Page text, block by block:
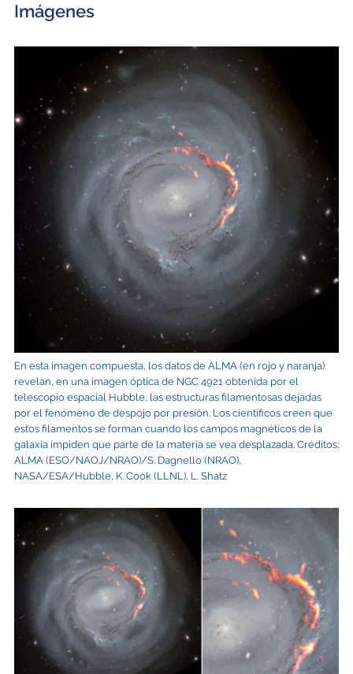
Imágenes
En esta imagen compuesta, los datos de ALMA (en rojo y naranja)
revelan, en una imagen óptica de NGC 4921 obtenida por el
telescopio espacial Hubble, las estructuras filamentosas dejadas
por el fenómeno de despojo por presión. Los científicos creen que
estos filamentos se forman cuando los campos magnéticos de la
galaxia impiden que parte de la materia se vea desplazada. Créditos:
ALMA (ESO/NAOJ/NRAO)/S. Dagnello (NRAO),
NASA/ESA/Hubble, K. Cook (LLNL), L. Shatz